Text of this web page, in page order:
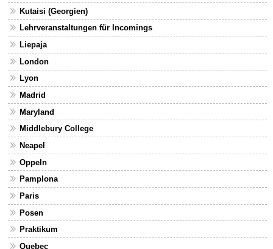
Kutaisi (Georgien)
Lehrveranstaltungen für Incomings
Liepaja
London
Lyon
Madrid
Maryland
Middlebury College
Neapel
Oppeln
Pamplona
Paris
Posen
Praktikum
Quebec